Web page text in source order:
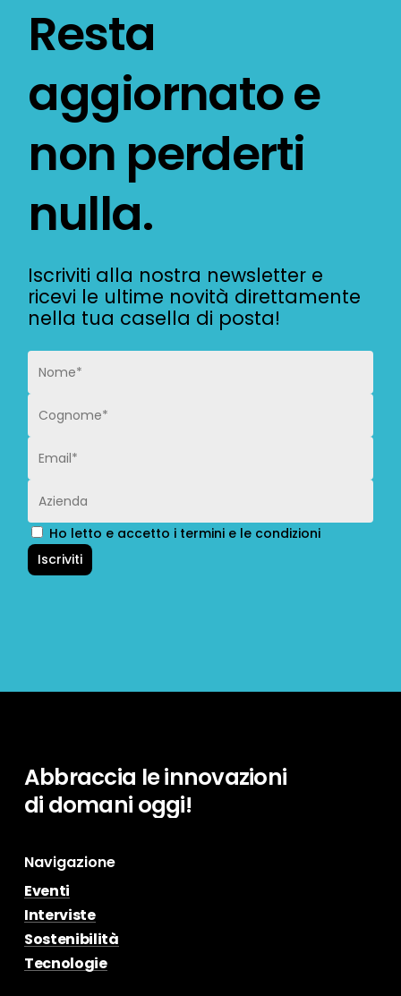
Resta
aggiornatoe
non perderti
nulla.
Iscriviti alla nostra newsletter e
ricevi le ultime novità direttamente
nella tua casella di posta!
Ho letto e accetto i termini e le condizioni
Abbraccia leinnovazioni
di domani oggi!
Navigazione
Eventi
Interviste
Sostenibilità
Tecnologie